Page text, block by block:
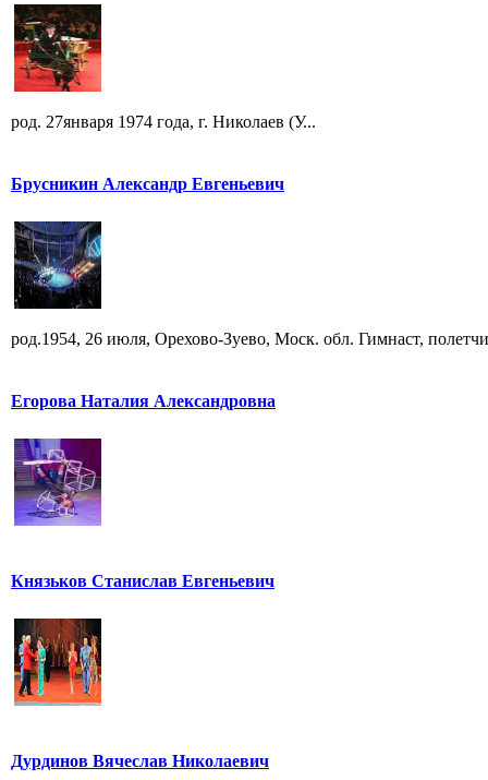
род. 27января 1974 года, г. Николаев (У...
Брусникин Александр Евгеньевич
род.1954, 26 июля, Орехово-Зуево, Моск. обл. Гимнаст,
Егорова Наталия Александровна
Князьков Станислав Евгеньевич
Дурдинов Вячеслав Николаевич